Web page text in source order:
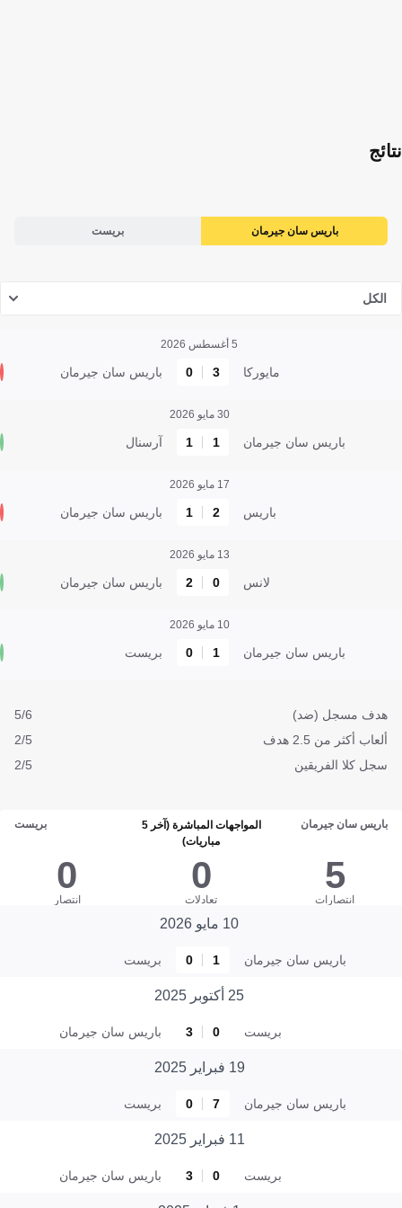
نتائج
باريس سان جيرمان بريست
الكل
5 أغسطس 2026
مايوركا 3
0 باريس سان جيرمان
30 مايو 2026
باريس سان جيرمان 1
1 آرسنال
17 مايو 2026
باريس 2
1 باريس سان جيرمان
13 مايو 2026
لانس 0
2 باريس سان جيرمان
10 مايو 2026
باريس سان جيرمان 1
0 بريست
هدف مسجل (ضد)
5/6
ألعاب أكثر من 2.5 هدف
2/5
سجل كلا الفريقين
2/5
باريس سان جيرمان
المواجهات المباشرة (آخر 5
مباريات)
بريست
5
انتصارات
0
تعادلات
0
انتصار
10 مايو 2026
باريس سان جيرمان 1
0 بريست
25 أكتوبر 2025
بريست 0
3 باريس سان جيرمان
19 فبراير 2025
باريس سان جيرمان 7
0 بريست
11 فبراير 2025
بريست 0
3 باريس سان جيرمان